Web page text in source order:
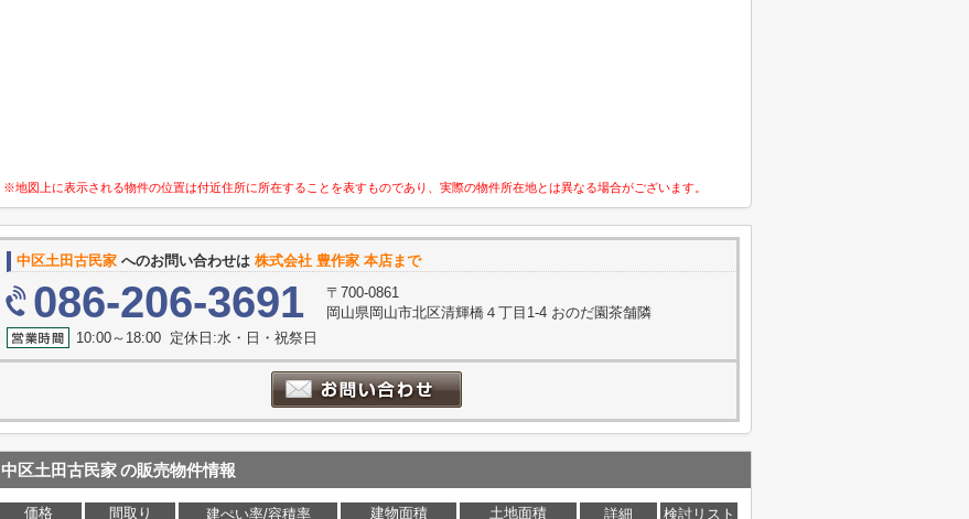
※地図上に表示される物件の位置は付近住所に所在することを表すものであり、実際の物件所在地とは異なる場合がございます。
中区土田古民家 へのお問い合わせは 株式会社 豊作家 本店まで
086-206-3691
〒700-0861
岡山県岡山市北区清輝橋４丁目1-4 おのだ園茶舗隣
10:00～18:00 定休日:水・日・祝祭日
中区土田古民家の販売物件情報
価格 間取り 建ぺい率/容積率 建物面積 土地面積 詳細
検討リスト